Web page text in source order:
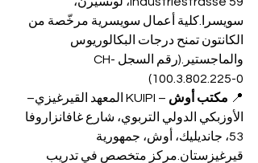
سويسرا.كلية أعمال سويسرية مرخّصة من
الكانتون تمنح درجات البكالوريوس
والماجستير.(رقم السجل CH-
100.3.802.225-0)
📍 مكتب أوش
– KUIPI المعهد القيرغيزي–
الأوزبكي الدولي التربوي، شارع غافانزاروفا
53، جانديليك، أوش، جمهورية
قيرغيزستان.مركز متخصص في تدريب